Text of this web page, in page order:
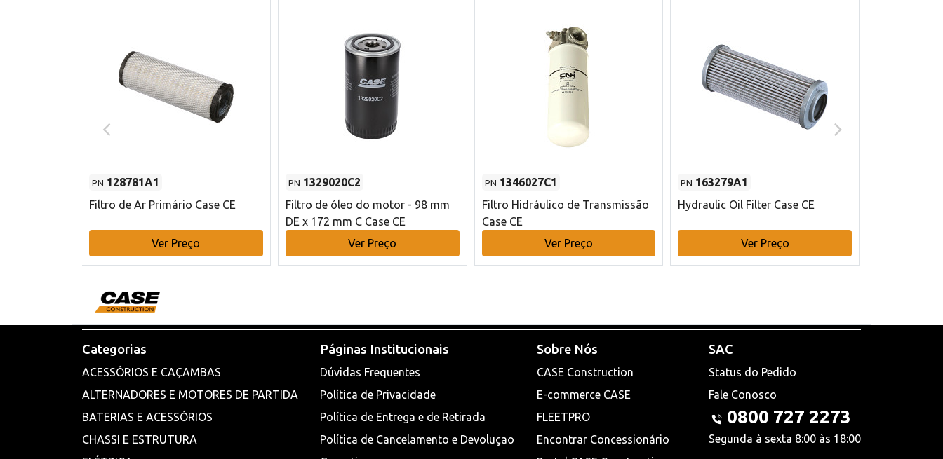
PN 128781A1
Filtro de Ar Primário Case CE
Ver Preço
PN 1329020C2
Filtro de óleo do motor - 98 mm
DE x 172 mm C Case CE
Ver Preço
PN 1346027C1
Filtro Hidráulico de Transmissão
Case CE
Ver Preço
PN 163279A1
Hydraulic Oil Filter Case CE
Ver Preço
Categorias
ACESSÓRIOS E CAÇAMBAS
ALTERNADORES E MOTORES DE PARTIDA
BATERIAS E ACESSÓRIOS
CHASSI E ESTRUTURA
Páginas Institucionais
Dúvidas Frequentes
Política de Privacidade
Política de Entrega e de Retirada
Política de Cancelamento e Devoluçao
Sobre Nós
CASE Construction
E-commerce CASE
FLEETPRO
Encontrar Concessionário
SAC
Status do Pedido
Fale Conosco
0800 727 2273
Segunda à sexta 8:00 às 18:00